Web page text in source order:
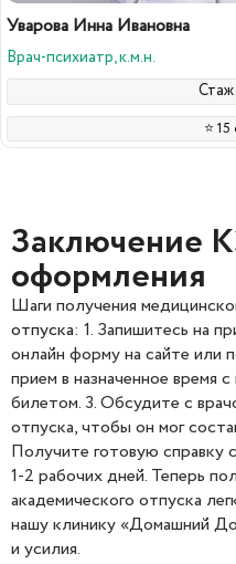
Уварова Инна Ивановна
Врач-психиатр, к.м.н.
Стаж:
⭐️
Заключение
оформления
Шаги получения
отпуска: 1. Запишитесь на
онлайн форму на сайте или
прием в назначенное время
билетом. 3. Обсудите с
отпуска, чтобы он мог
Получите готовую справку
1-2 рабочих дней. Теперь
академического отпуска
нашу клинику «Домашний
и усилия.